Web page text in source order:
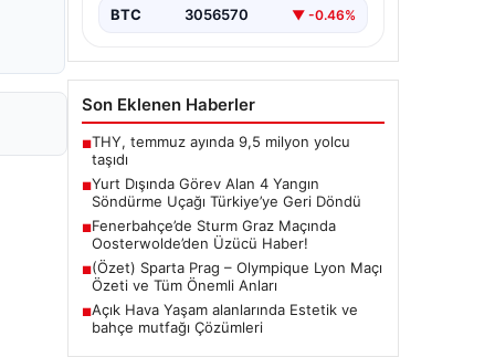
BTC 3056570 ▼ -0.46%
Son Eklenen Haberler
■THY, temmuz ayında 9,5 milyon yolcu
taşıdı
■Yurt Dışında Görev Alan 4 Yangın
Söndürme Uçağı Türkiye’ye Geri Döndü
■Fenerbahçe’de Sturm Graz Maçında
Oosterwolde’den Üzücü Haber!
■(Özet) Sparta Prag – Olympique Lyon Maçı
Özeti ve Tüm Önemli Anları
■Açık Hava Yaşam alanlarında Estetik ve
bahçe mutfağı Çözümleri